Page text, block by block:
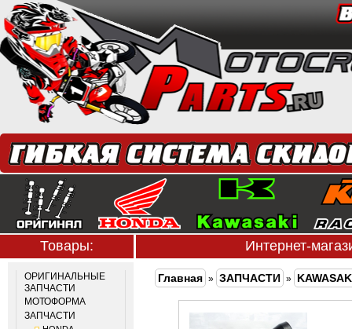
Товары: Интернет-
ОРИГИНАЛЬНЫЕ
ЗАПЧАСТИ
МОТОФОРМА
ЗАПЧАСТИ
Главная » ЗАПЧАСТИ »